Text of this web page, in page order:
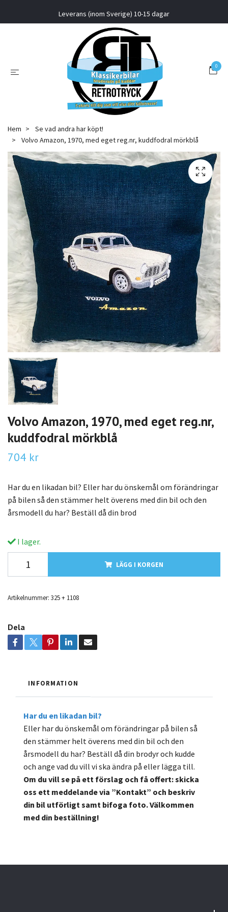
Leverans (inom Sverige) 10-15 dagar
0
Hem
Se vad andra har köpt!
Volvo Amazon, 1970, med eget reg.nr, kuddfodral mörkblå
Volvo Amazon, 1970, med eget reg.nr,
kuddfodral mörkblå
704 kr
Har du en likadan bil? Eller har du önskemål om förändringar
på bilen så den stämmer helt överens med din bil och den
årsmodell du har? Beställ då din brod
I lager.
LÄGG I KORGEN
Artikelnummer: 325 + 1108
Dela
INFORMATION
Har du en likadan bil?
Eller har du önskemål om förändringar på bilen så
den stämmer helt överens med din bil och den
årsmodell du har? Beställ då din brodyr och kudde
och ange vad du vill vi ska ändra på eller lägga till.
Om du vill se på ett förslag och få offert: skicka
oss ett meddelande via ”Kontakt” och beskriv
din bil utförligt samt bifoga foto. Välkommen
med din beställning!